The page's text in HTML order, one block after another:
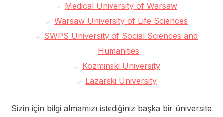
Medical University of Warsaw
Warsaw University of Life Sciences
SWPS University of Social Sciences and
Humanities
Kozminski University
Lazarski University
Sizin için bilgi almamızı istediğiniz başka bir üniversite